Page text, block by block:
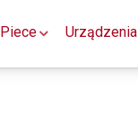
Piece Urządzenia